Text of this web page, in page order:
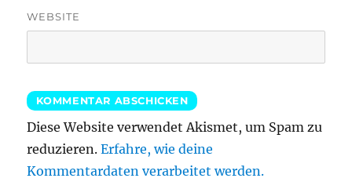
WEBSITE
Diese Website verwendet Akismet, um Spam zu
reduzieren.Erfahre, wie deine
Kommentardaten verarbeitet werden.